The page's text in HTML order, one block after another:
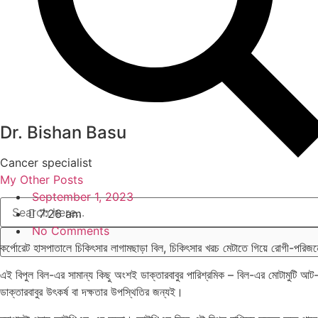
Dr. Bishan Basu
Cancer specialist
My Other Posts
September 1, 2023
7:26 am
No Comments
কর্পোরেট হাসপাতালে চিকিৎসার লাগামছাড়া বিল, চিকিৎসার খরচ মেটাতে গিয়ে
এই বিপুল বিল-এর সামান্য কিছু অংশই ডাক্তারবাবুর পারিশ্রমিক – বিল-এর মোটামুটি
ডাক্তারবাবুর উৎকর্ষ বা দক্ষতার উপস্থিতির জন্যই।